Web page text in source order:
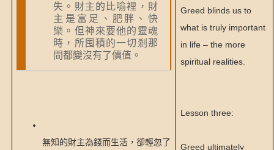
失。財主的比喻裡，財
主是富足、肥胖、快
樂。但神來要他的靈魂
時，所囤積的一切剎那
間都變沒有了價值。
無知的財主為錢而生活，卻輕忽了
Greed blinds us to
what is truly important
in life – the more
spiritual realities.
Lesson three:
Greed ultimately